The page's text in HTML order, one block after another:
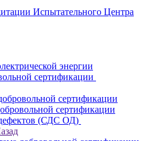
Испытательного Центра
энергии
сертификации
сертификации
сертификации
(СДС ОД)